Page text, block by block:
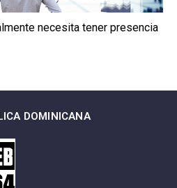
necesita tener presencia
DOMINICANA